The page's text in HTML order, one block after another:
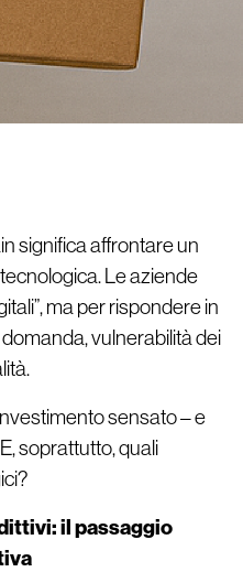
significa affrontare un
Le aziende
ma per rispondere in
vulnerabilità dei
sensato – e
soprattutto, quali
il passaggio